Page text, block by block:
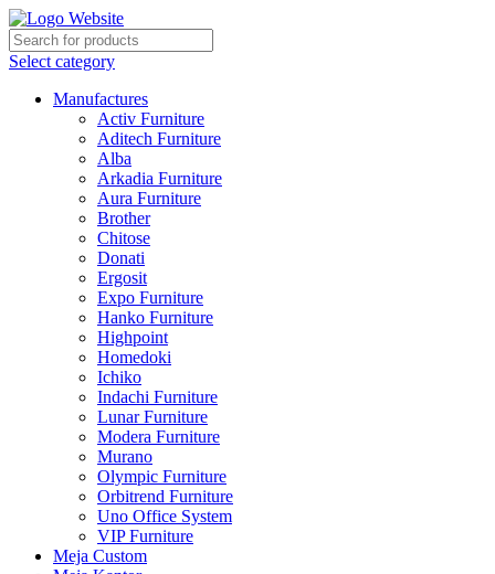
Select category
Manufactures
Activ Furniture
Aditech Furniture
Alba
Arkadia Furniture
Aura Furniture
Brother
Chitose
Donati
Ergosit
Expo Furniture
Hanko Furniture
Highpoint
Homedoki
Ichiko
Indachi Furniture
Lunar Furniture
Modera Furniture
Murano
Olympic Furniture
Orbitrend Furniture
Uno Office System
VIP Furniture
Meja Custom